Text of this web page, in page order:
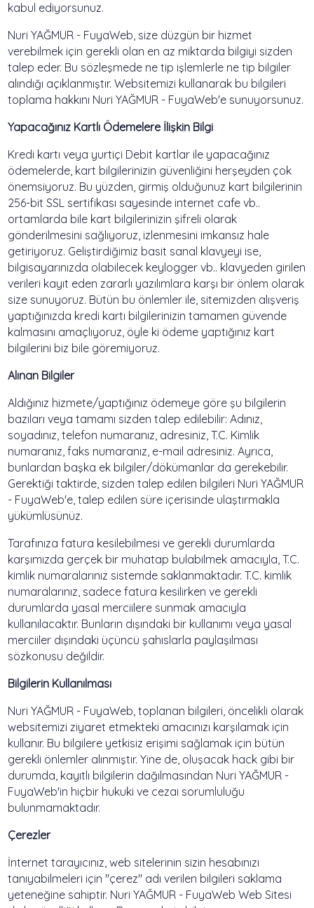
kabul ediyorsunuz.
Nuri YAĞMUR - FuyaWeb, size düzgün bir hizmet
verebilmek için gerekli olan en az miktarda bilgiyi sizden
talep eder. Bu sözleşmede ne tip işlemlerle ne tip bilgiler
alındığı açıklanmıştır. Websitemizi kullanarak bu bilgileri
toplama hakkını Nuri YAĞMUR - FuyaWeb'e sunuyorsunuz.
Yapacağınız Kartlı Ödemelere İlişkin Bilgi
Kredi kartı veya yurtiçi Debit kartlar ile yapacağınız
ödemelerde, kart bilgilerinizin güvenliğini herşeyden çok
önemsiyoruz. Bu yüzden, girmiş olduğunuz kart bilgilerinin
256-bit SSL sertifikası sayesinde internet cafe vb..
ortamlarda bile kart bilgilerinizin şifreli olarak
gönderilmesini sağlıyoruz, izlenmesini imkansız hale
getiriyoruz. Geliştirdiğimiz basit sanal klavyeyi ise,
bilgisayarınızda olabilecek keylogger vb.. klavyeden girilen
verileri kayıt eden zararlı yazılımlara karşı bir önlem olarak
size sunuyoruz. Bütün bu önlemler ile, sitemizden alışveriş
yaptığınızda kredi kartı bilgilerinizin tamamen güvende
kalmasını amaçlıyoruz, öyle ki ödeme yaptığınız kart
bilgilerini biz bile göremiyoruz.
Alınan Bilgiler
Aldığınız hizmete/yaptığınız ödemeye göre şu bilgilerin
bazıları veya tamamı sizden talep edilebilir: Adınız,
soyadınız, telefon numaranız, adresiniz, T.C. Kimlik
numaranız, faks numaranız, e-mail adresiniz. Ayrıca,
bunlardan başka ek bilgiler/dökümanlar da gerekebilir.
Gerektiği taktirde, sizden talep edilen bilgileri Nuri YAĞMUR
- FuyaWeb'e, talep edilen süre içerisinde ulaştırmakla
yükümlüsünüz.
Tarafınıza fatura kesilebilmesi ve gerekli durumlarda
karşımızda gerçek bir muhatap bulabilmek amacıyla, T.C.
kimlik numaralarınız sistemde saklanmaktadır. T.C. kimlik
numaralarınız, sadece fatura kesilirken ve gerekli
durumlarda yasal merciilere sunmak amacıyla
kullanılacaktır. Bunların dışındaki bir kullanımı veya yasal
merciiler dışındaki üçüncü şahıslarla paylaşılması
sözkonusu değildir.
Bilgilerin Kullanılması
Nuri YAĞMUR - FuyaWeb, toplanan bilgileri, öncelikli olarak
websitemizi ziyaret etmekteki amacınızı karşılamak için
kullanır. Bu bilgilere yetkisiz erişimi sağlamak için bütün
gerekli önlemler alınmıştır. Yine de, oluşacak hack gibi bir
durumda, kayıtlı bilgilerin dağılmasından Nuri YAĞMUR -
FuyaWeb'in hiçbir hukuki ve cezai sorumluluğu
bulunmamaktadır.
Çerezler
İnternet tarayıcınız, web sitelerinin sizin hesabınızı
tanıyabilmeleri için "çerez" adı verilen bilgileri saklama
yeteneğine sahiptir. Nuri YAĞMUR - FuyaWeb Web Sitesi